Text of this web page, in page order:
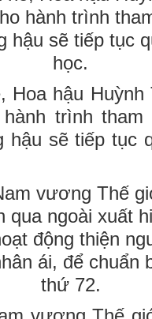
Hoa hậu
trình
hậu sẽ tiếp tục